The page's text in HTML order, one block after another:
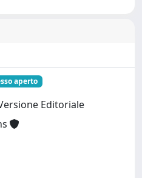
aperto
Editoriale